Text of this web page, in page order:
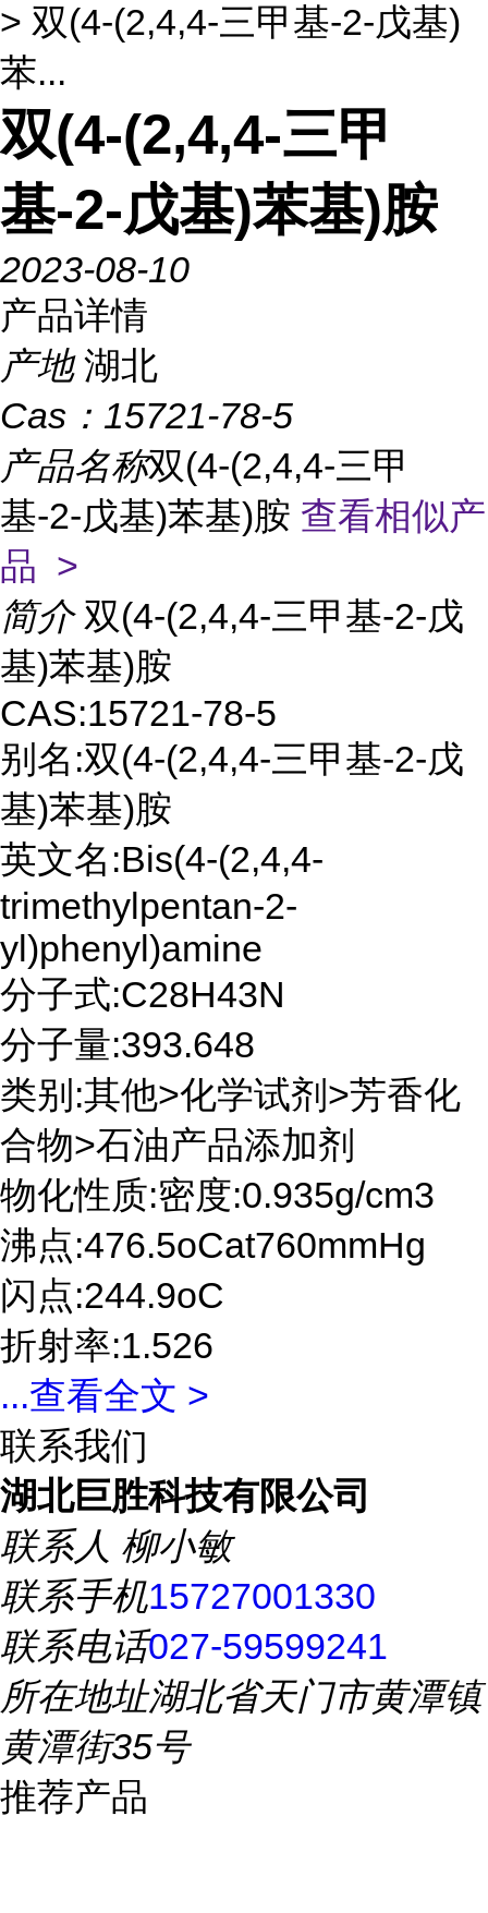
> 双(4-(2,4,4-三甲基-2-戊基)
苯...
双(4-(2,4,4-三甲
基-2-戊基)苯基)胺
2023-08-10
产品详情
产地 湖北
Cas： 15721-78-5
产品名称双(4-(2,4,4-三甲
基-2-戊基)苯基)胺 查看相似产
品 >
简介 双(4-(2,4,4-三甲基-2-戊
基)苯基)胺
CAS:15721-78-5
别名:双(4-(2,4,4-三甲基-2-戊
基)苯基)胺
英文名:Bis(4-(2,4,4-
trimethylpentan-2-
yl)phenyl)amine
分子式:C28H43N
分子量:393.648
类别:其他>化学试剂>芳香化
合物>石油产品添加剂
物化性质:密度:0.935g/cm3
沸点:476.5oCat760mmHg
闪点:244.9oC
折射率:1.526
...查看全文 >
联系我们
湖北巨胜科技有限公司
联系人 柳小敏
联系手机15727001330
联系电话027-59599241
所在地址湖北省天门市黄潭镇
黄潭街35号
推荐产品